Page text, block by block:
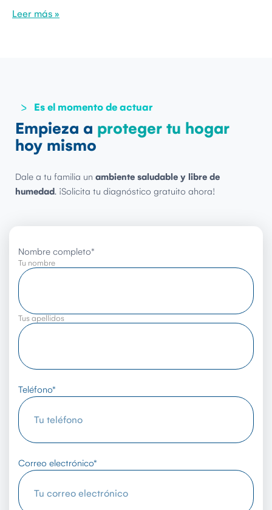
Leer más »
Es el momento de actuar
Empieza a proteger tu hogar
hoy mismo
Dale a tu familia un ambiente saludable y libre de
humedad. ¡Solicita tu diagnóstico gratuito ahora!
Nombre completo*
Tu nombre
Tus apellidos
Teléfono*
Correo electrónico*